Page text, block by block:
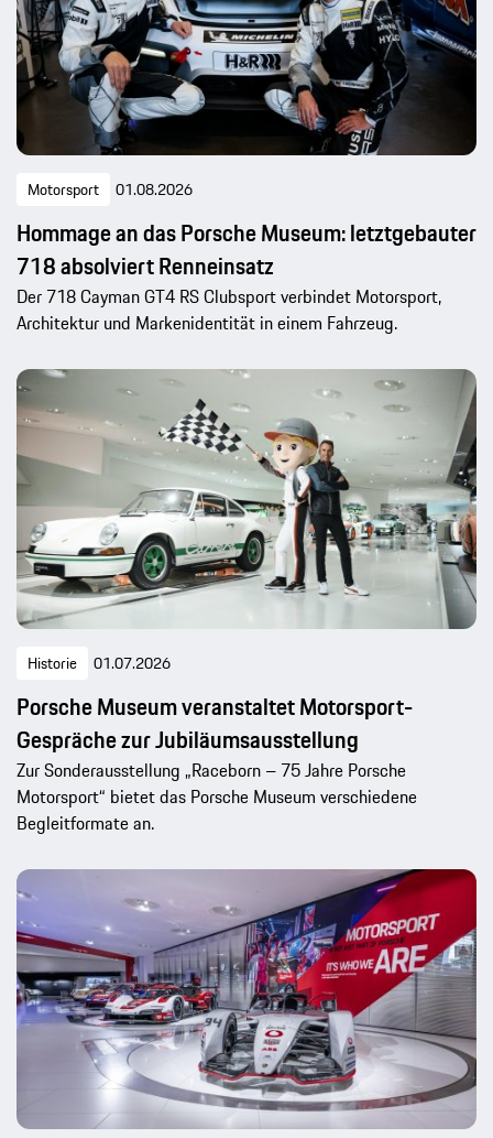
Motorsport 01.08.2026
Hommage an das Porsche Museum: letztgebauter
718 absolviert Renneinsatz
Der 718 Cayman GT4 RS Clubsport verbindet Motorsport,
Architektur und Markenidentität in einem Fahrzeug.
Historie 01.07.2026
Porsche Museum veranstaltet Motorsport-
Gespräche zur Jubiläumsausstellung
Zur Sonderausstellung „Raceborn – 75 Jahre Porsche
Motorsport“ bietet das Porsche Museum verschiedene
Begleitformate an.